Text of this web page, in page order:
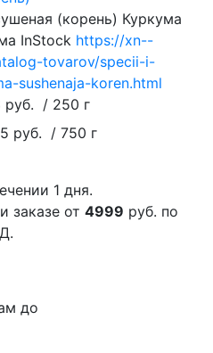
(корень) Куркума
InStock https://xn--
tovarov/specii-i-
sushenaja-koren.html
руб. / 250 г
руб. / 750 г
1 дня.
заказе от 4999 руб. по
до